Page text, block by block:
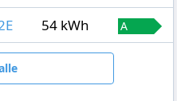
54 kWh